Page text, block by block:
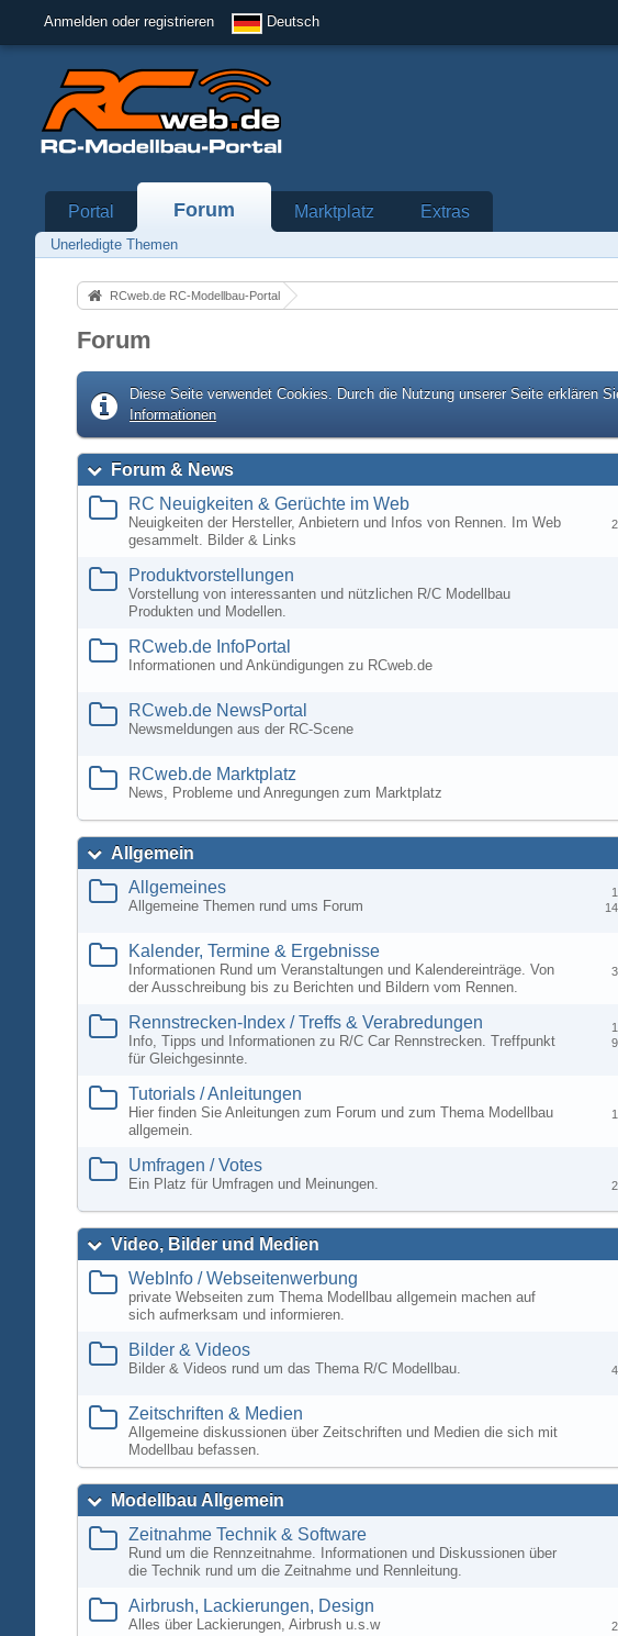
Anmelden oder registrieren Deutsch
Portal Forum Marktplatz Extras
Unerledigte Themen
RCweb.de RC-Modellbau-Portal
Forum
Diese Seite verwendet Cookies. Durch die Nutzung unserer Seite erklären
Informationen
Forum & News
RC Neuigkeiten & Gerüchte im Web
Neuigkeiten der Hersteller, Anbietern und Infos von Rennen. Im Web
gesammelt. Bilder & Links
Produktvorstellungen
Vorstellung von interessanten und nützlichen R/C Modellbau
Produkten und Modellen.
RCweb.de InfoPortal
Informationen und Ankündigungen zu RCweb.de
RCweb.de NewsPortal
Newsmeldungen aus der RC-Scene
RCweb.de Marktplatz
News, Probleme und Anregungen zum Marktplatz
Allgemein
Allgemeines
Allgemeine Themen rund ums Forum
Kalender, Termine & Ergebnisse
Informationen Rund um Veranstaltungen und Kalendereinträge. Von
der Ausschreibung bis zu Berichten und Bildern vom Rennen.
Rennstrecken-Index / Treffs & Verabredungen
Info, Tipps und Informationen zu R/C Car Rennstrecken. Treffpunkt
für Gleichgesinnte.
Tutorials / Anleitungen
Hier finden Sie Anleitungen zum Forum und zum Thema Modellbau
allgemein.
Umfragen / Votes
Ein Platz für Umfragen und Meinungen.
Video, Bilder und Medien
WebInfo / Webseitenwerbung
private Webseiten zum Thema Modellbau allgemein machen auf
sich aufmerksam und informieren.
Bilder & Videos
Bilder & Videos rund um das Thema R/C Modellbau.
Zeitschriften & Medien
Allgemeine diskussionen über Zeitschriften und Medien die sich mit
Modellbau befassen.
Modellbau Allgemein
Zeitnahme Technik & Software
Rund um die Rennzeitnahme. Informationen und Diskussionen über
die Technik rund um die Zeitnahme und Rennleitung.
Airbrush, Lackierungen, Design
Alles über Lackierungen, Airbrush u.s.w